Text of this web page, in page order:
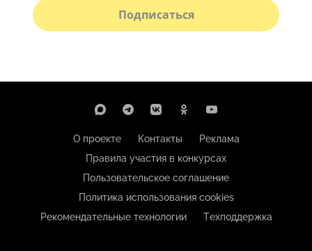
Подписаться
О проекте Контакты
Реклама
Правила участия в конкурсах
Пользовательское соглашение
Политика использования cookies
Рекомендательные технологии
Техподдержка